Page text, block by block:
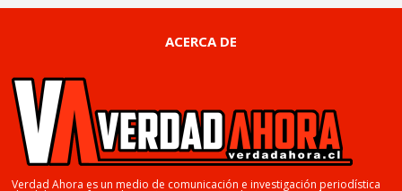
ACERCA DE
Verdad Ahora es un medio de comunicación e investigación periodística